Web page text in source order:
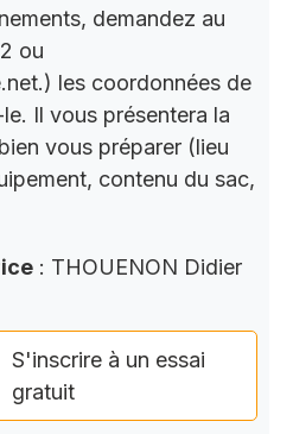
demandez au
ou
les coordonnées de
Il vous présentera la
vous préparer (lieu
contenu du sac,
: THOUENON Didier
S'inscrire à un essai
gratuit